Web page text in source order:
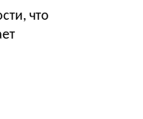
что